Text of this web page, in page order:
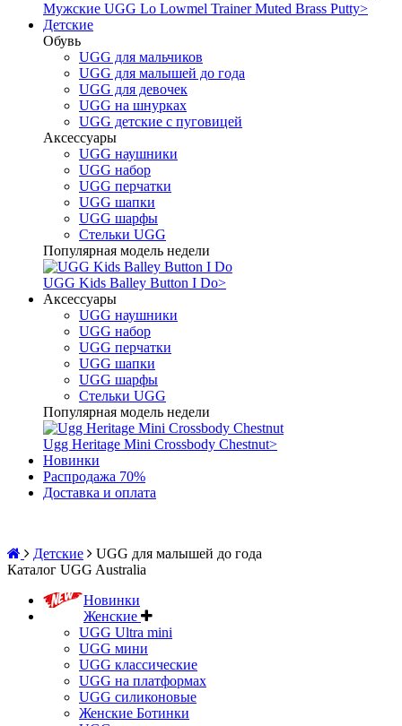
Мужские UGG Lo Lowmel Trainer Muted Brass Putty>
Детские
Обувь
UGG для мальчиков
UGG для малышей до года
UGG для девочек
UGG на шнурках
UGG детские с пуговицей
Аксессуары
UGG наушники
UGG набор
UGG перчатки
UGG шапки
UGG шарфы
Стельки UGG
Популярная модель недели
UGG Kids Balley Button I Do>
Аксессуары
UGG наушники
UGG набор
UGG перчатки
UGG шапки
UGG шарфы
Стельки UGG
Популярная модель недели
Ugg Heritage Mini Crossbody Chestnut>
Новинки
Распродажа 70%
Доставка и оплата
Детские
UGG для малышей до года
Каталог UGG Australia
Новинки
Женские
UGG Ultra mini
UGG мини
UGG классические
UGG на платформах
UGG силиконовые
Женские Ботинки